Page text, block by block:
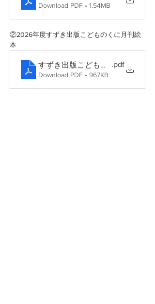
Download PDF • 1.54MB
②2026年度すずき出版こどものくに月刊絵
本
すずき出版こどものくにラインナ
.pdf
Download PDF • 967KB